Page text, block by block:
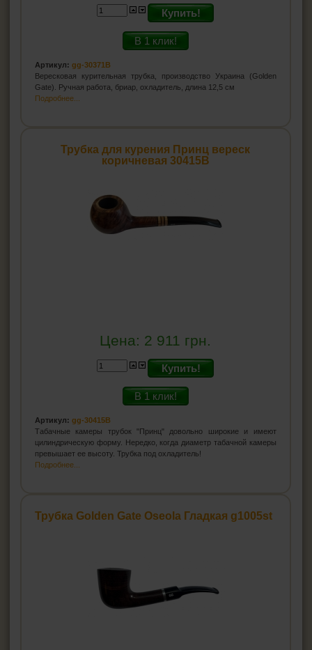
Купить!
В 1 клик!
Артикул: gg-30371B
Вересковая курительная трубка, производство Украина (Golden
Gate). Ручная работа, бриар, охладитель, длина 12,5 см
Подробнее...
Трубка для курения Принц вереск
коричневая 30415B
Цена: 2 911 грн.
Купить!
В 1 клик!
Артикул: gg-30415B
Табачные камеры трубок "Принц" довольно широкие и имеют
цилиндрическую форму. Нередко, когда диаметр табачной камеры
превышает ее высоту. Трубка под охладитель!
Подробнее...
Трубка Golden Gate Oseola Гладкая g1005st